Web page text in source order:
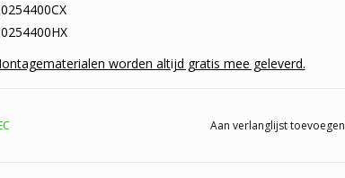
worden altijd gratis mee geleverd.
Aan verlanglijst toevoegen